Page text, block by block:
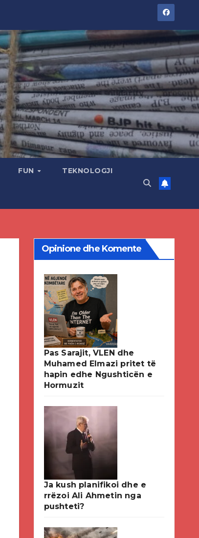
FUN TEKNOLOGJI
Opinione dhe Komente
Pas Sarajit, VLEN dhe
Muhamed Elmazi pritet të
hapin edhe Ngushticën e
Hormuzit
Ja kush planifikoi dhe e
rrëzoi Ali Ahmetin nga
pushteti?